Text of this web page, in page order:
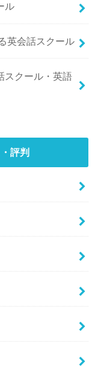
ル
英会話スクール
スクール・英語
評判